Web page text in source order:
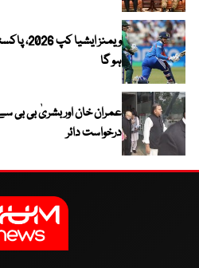
ویمنز
ہو گا
عمران خان اور بشریٰ بی بی
درخواست دائر